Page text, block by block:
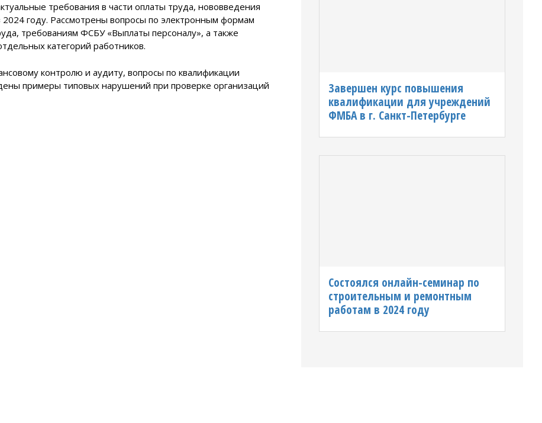
требования в части оплаты труда, нововведения
году. Рассмотрены вопросы по электронным формам
требованиям ФСБУ «Выплаты персоналу», а также
категорий работников.
контролю и аудиту, вопросы по квалификации
примеры типовых нарушений при проверке организаций
Завершен курс повышения
квалификации для учреждений
ФМБА в г. Санкт-Петербурге
Состоялся онлайн-семинар по
строительным и ремонтным
работам в 2024 году